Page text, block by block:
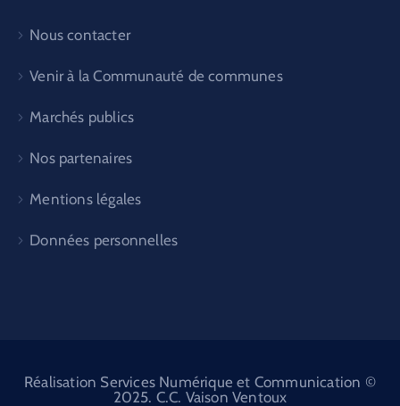
Nous contacter
Venir à la Communauté de communes
Marchés publics
Nos partenaires
Mentions légales
Données personnelles
Réalisation Services Numérique et Communication ©
2025. C.C. Vaison Ventoux